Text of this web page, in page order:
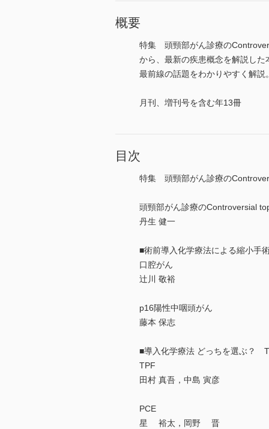
概要
特集 頭頸部がん診療の
から、最新の疾患概念を解説し
最前線の話題をわかりやすく解
月刊、増刊号を含む年13冊
目次
特集 頭頸部がん診療の
頭頸部がん診療のControversial
丹生 健一
■術前導入化学療法による縮小手
口腔がん
辻川 敬裕
p16陽性中咽頭がん
藤本 保志
■導入化学療法 どっちを選ぶ？
TPF
田村 真吾，中島 寅彦
PCE
星 裕太，岡野 晋